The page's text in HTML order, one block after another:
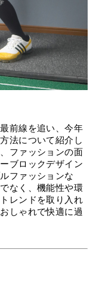
前線を追い、今年
法について紹介し
ファッションの面
ブロックデザイン
ファッションな
なく、機能性や環
レンドを取り入れ
しゃれで快適に過